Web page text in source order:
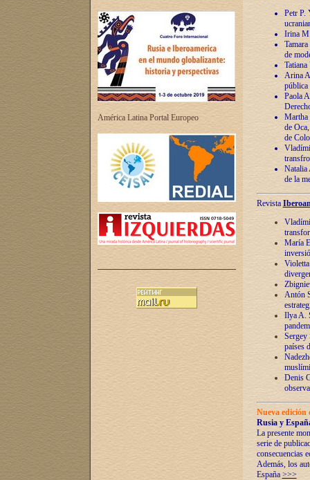
América Latina Portal Europeo
Petr P.
Irina
de
Arina
pública
Paola
Martha
de
de
Natalia
de la
Revista
María
Antón
Ilya A.
Sergey
países
Denis
Nueva
Rusia y
La presente
serie de
consecuencias
Además, los
España >>>